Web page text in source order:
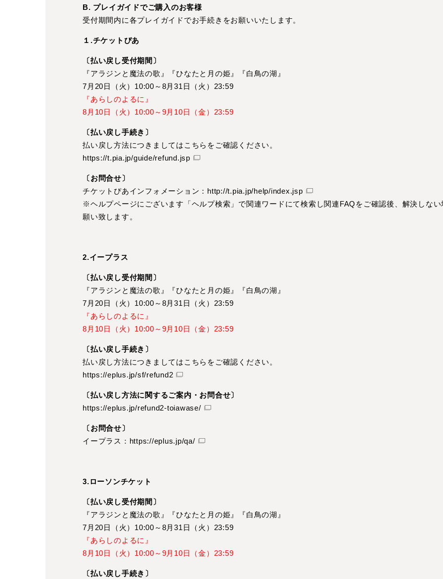
B. プレイガイドでご購入のお客様
受付期間内に各プレイガイドでお手続きをお願いいたします。
１.チケットぴあ
〔払い戻し受付期間〕
『アラジンと魔法の歌』『ひなたと月の姫』『白鳥の湖』
7月20日（火）10:00～8月31日（火）23:59
『あらしのよるに』
8月10日（火）10:00～9月10日（金）23:59
〔払い戻し手続き〕
払い戻し方法につきましてはこちらをご確認ください。
https://t.pia.jp/guide/refund.jsp
〔お問合せ〕
チケットぴあインフォメーション： http://t.pia.jp/help/index.jsp
※ヘルプページにございます「ヘルプ検索」で関連ワードにて検索し関連FAQをご確認後、解決しな
願い致します。
2.イープラス
〔払い戻し受付期間〕
『アラジンと魔法の歌』『ひなたと月の姫』『白鳥の湖』
7月20日（火）10:00～8月31日（火）23:59
『あらしのよるに』
8月10日（火）10:00～9月10日（金）23:59
〔払い戻し手続き〕
払い戻し方法につきましてはこちらをご確認ください。
https://eplus.jp/sf/refund2
〔払い戻し方法に関するご案内・お問合せ〕
https://eplus.jp/refund2-toiawase/
〔お問合せ〕
イープラス： https://eplus.jp/qa/
3.ローソンチケット
〔払い戻し受付期間〕
『アラジンと魔法の歌』『ひなたと月の姫』『白鳥の湖』
7月20日（火）10:00～8月31日（火）23:59
『あらしのよるに』
8月10日（火）10:00～9月10日（金）23:59
〔払い戻し手続き〕